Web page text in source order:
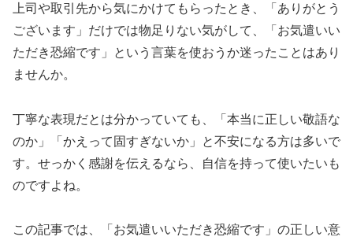
上司や取引先から気にかけてもらったとき、「ありがとう
ございます」だけでは物足りない気がして、「お気遣いい
ただき恐縮です」という言葉を使おうか迷ったことはあり
ませんか。
丁寧な表現だとは分かっていても、「本当に正しい敬語な
のか」「かえって固すぎないか」と不安になる方は多いで
す。せっかく感謝を伝えるなら、自信を持って使いたいも
のですよね。
この記事では、「お気遣いいただき恐縮です」の正しい意